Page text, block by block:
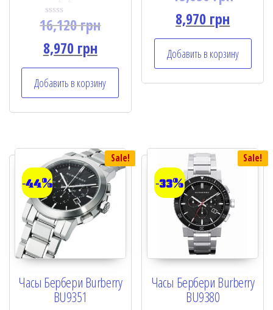
R
a
t
e
d
0
o
u
t
f
16,120грн
8,970грн
Добавить в корзину
a
t
e
d
0
o
u
t
f
8,970 грн
Добавить в корзину
Sale!
-44%
Часы Бербери Burberry
BU9351
Sale!
-33%
Часы Бербери Burberry
BU9380